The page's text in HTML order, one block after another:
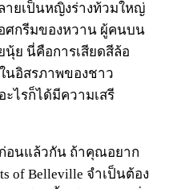
ายเป็นหญิงร่างท้วมใหญ่
ศกรีมของหวาน ผู้คนบน
ย นี่คือการเสียดสีล้อ
นอิสรภาพของชาว
ะไรก็ได้มีความเสรี
อนแล้วกัน ถ้าคุณอยาก
of Belleville จำเป็นต้อง